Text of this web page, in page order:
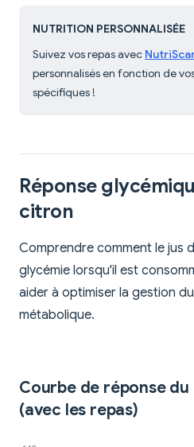
NUTRITION PERSONNALISÉE
Suivez vos repas avec
personnalisés en fonction de
spécifiques !
Réponse
citron
Comprendre comment le jus
glycémie lorsqu'il est
aider à optimiser la gestion
métabolique.
Courbe de réponse
(avec les repas)